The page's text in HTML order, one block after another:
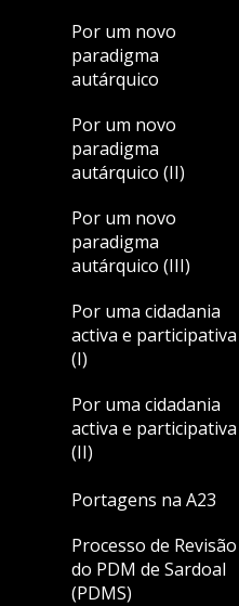
Por um novo
paradigma
autárquico
Por um novo
paradigma
autárquico (II)
Por um novo
paradigma
autárquico (III)
Por uma cidadania
activa e participativa
(I)
Por uma cidadania
activa e participativa
(II)
Portagens na A23
Processo de Revisão
do PDM de Sardoal
(PDMS)